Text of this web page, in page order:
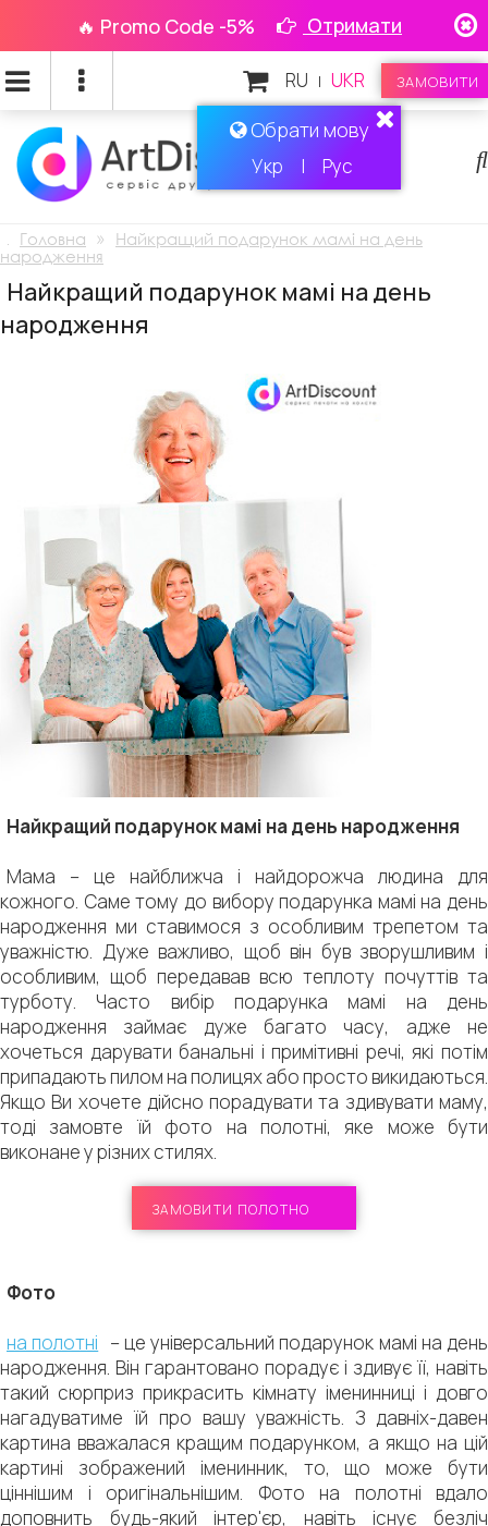
🔥 Promo Code -5% Отримати
Обрати мову
Укр | Рус
ЗАМОВИТИ
RU | UKR
. Головна »
Найкращий подарунок мамі на день
народження
Найкращий подарунок мамі на день
народження
Найкращий подарунок мамі на день народження
Мама – це найближча і найдорожча людина для
кожного. Саме тому до вибору подарунка мамі на день
народження ми ставимося з особливим трепетом та
уважністю. Дуже важливо, щоб він був зворушливим і
особливим, щоб передавав всю теплоту почуттів та
турботу. Часто вибір подарунка мамі на день
народження займає дуже багато часу, адже не
хочеться дарувати банальні і примітивні речі, які потім
припадають пилом на полицях або просто викидаються.
Якщо Ви хочете дійсно порадувати та здивувати маму,
тоді замовте їй фото на полотні, яке може бути
виконане у різних стилях.
ЗАМОВИТИ ПОЛОТНО
Фото
на полотні – це універсальний подарунок мамі на день
народження. Він гарантовано порадує і здивує її, навіть
такий сюрприз прикрасить кімнату іменинниці і довго
нагадуватиме їй про вашу уважність. З давніх-давен
картина вважалася кращим подарунком, а якщо на цій
картині зображений іменинник, то, що може бути
ціннішим і оригінальнішим. Фото на полотні вдало
доповнить будь-який інтер'єр, навіть існує безліч